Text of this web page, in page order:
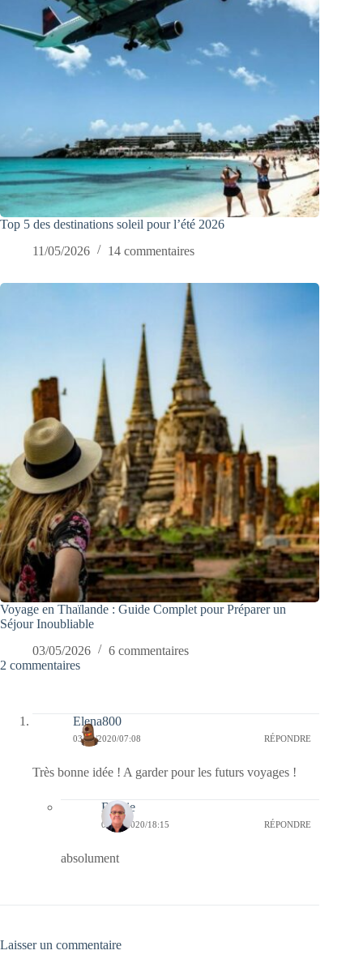
Top 5 des destinations soleil pour l’été 2026
11/05/2026
14 commentaires
Voyage en Thaïlande : Guide Complet pour Préparer un
Séjour Inoubliable
03/05/2026
6 commentaires
2 commentaires
Elena800
03/01/2020/07:08 RÉPONDRE
Très bonne idée ! A garder pour les futurs voyages !
Bernie
05/01/2020/18:15 RÉPONDRE
absolument
Laisser un commentaire